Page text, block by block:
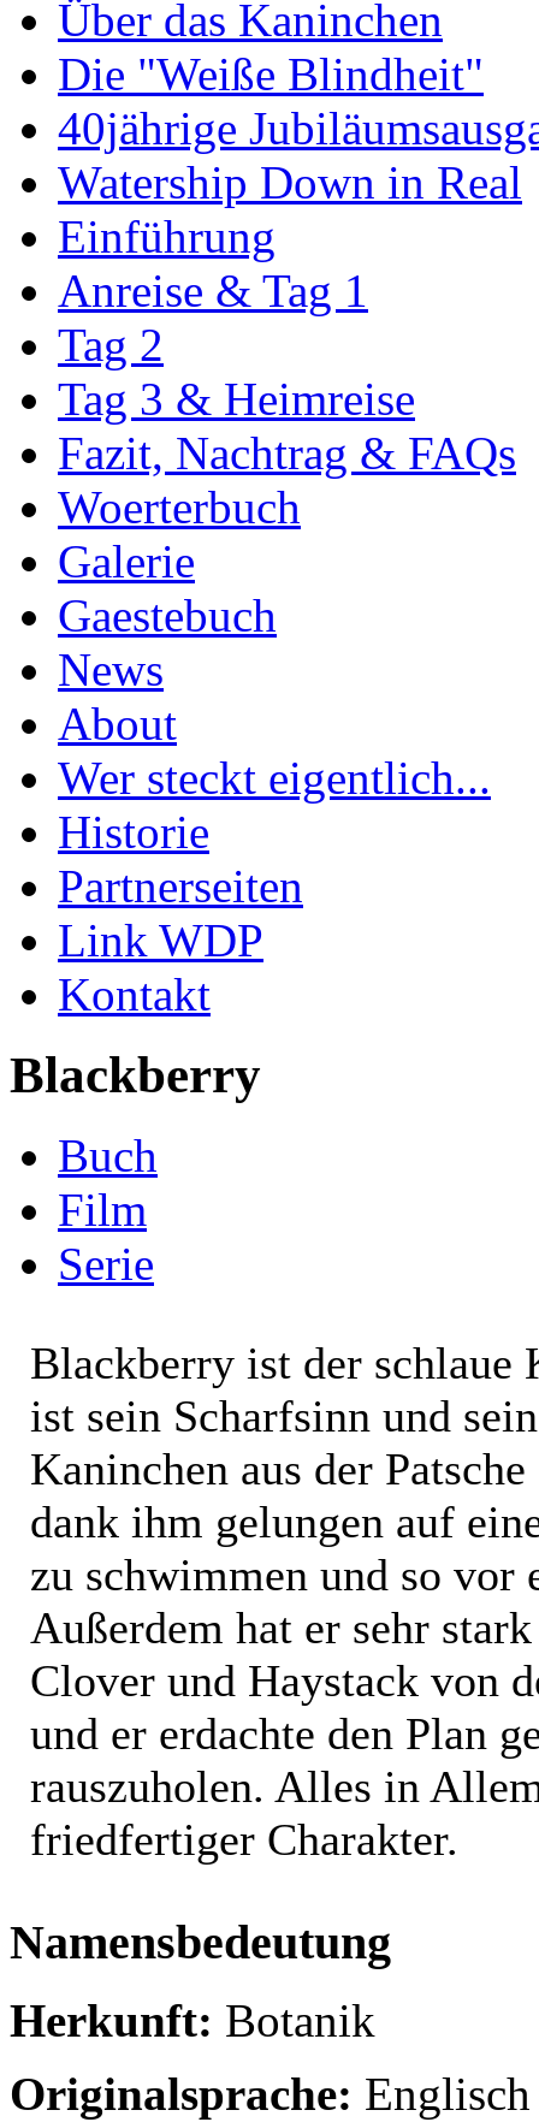
Über das Kaninchen
Die "Weiße Blindheit"
40jährige
Watership Down in Real
Einführung
Anreise & Tag 1
Tag 2
Tag 3 & Heimreise
Fazit, Nachtrag & FAQs
Woerterbuch
Galerie
Gaestebuch
News
About
Wer steckt eigentlich...
Historie
Partnerseiten
Link WDP
Kontakt
Blackberry
Buch
Film
Serie
Blackberry ist der schlaue
ist sein Scharfsinn und
Kaninchen aus der
dank ihm gelungen auf
zu schwimmen und so vor
Außerdem hat er sehr
Clover und Haystack von
und er erdachte den Plan
rauszuholen. Alles in
friedfertiger Charakter.
Namensbedeutung
Herkunft: Botanik
Originalsprache: Englisch